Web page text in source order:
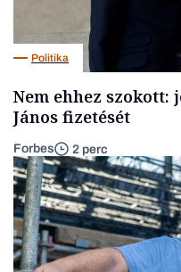
Politika
Nem ehhez szokott:
János fizetését
Forbes 2 perc